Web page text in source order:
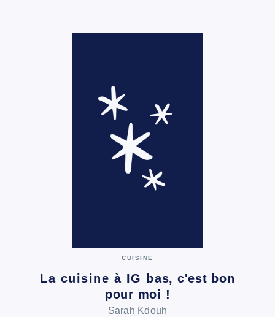
CUISINE
La cuisine à IG bas, c'est bon
pour moi !
Sarah Kdouh